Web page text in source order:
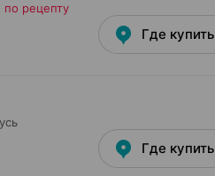
по рецепту
Где купить
Где купить